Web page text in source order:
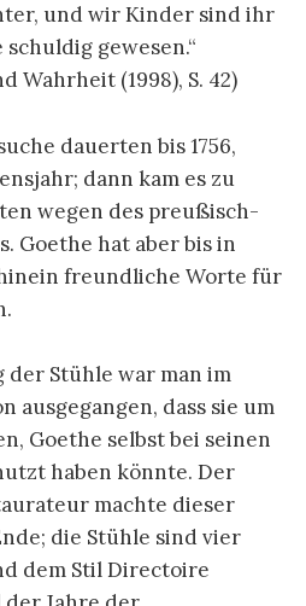
und wir Kinder sind ihr
gewesen.“
Wahrheit (1998), S. 42)
dauerten bis 1756,
dann kam es zu
wegen des preußisch-
Goethe hat aber bis in
freundliche Worte für
der Stühle war man im
ausgegangen, dass sie um
Goethe selbst bei seinen
haben könnte. Der
machte dieser
die Stühle sind vier
dem Stil Directoire